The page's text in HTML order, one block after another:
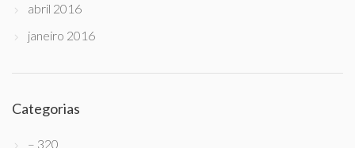
abril 2016
janeiro 2016
Categorias
– 320